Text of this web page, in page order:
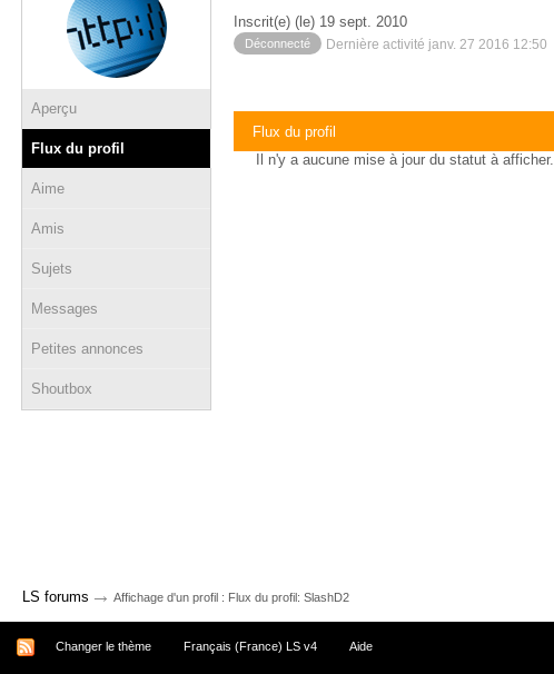
Aperçu
Flux du profil
Aime
Amis
Sujets
Messages
Petites annonces
Shoutbox
Inscrit(e) (le) 19 sept. 2010
Déconnecté Dernière activité janv. 27 2016 12:50
Flux du profil
Il n'y a aucune mise à jour du statut à afficher.
LS forums → Affichage d'un profil : Flux du profil: SlashD2
Changer le thème Français (France) LS v4 Aide